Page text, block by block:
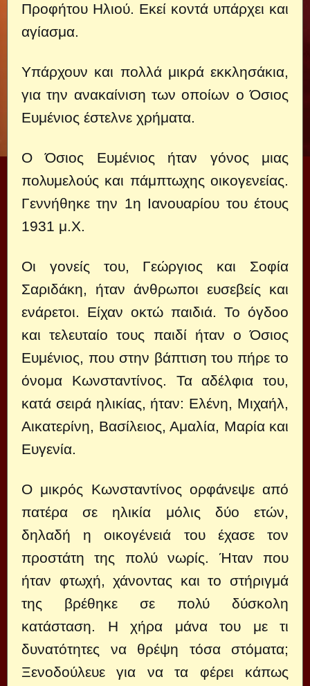
Προφήτου Ηλιού. Εκεί κοντά υπάρχει και
αγίασμα.
Υπάρχουν και πολλά μικρά εκκλησάκια,
για την ανακαίνιση των οποίων ο Όσιος
Ευμένιος έστελνε χρήματα.
Ο Όσιος Ευμένιος ήταν γόνος μιας
πολυμελούς και πάμπτωχης οικογενείας.
Γεννήθηκε την 1η Ιανουαρίου του έτους
1931 μ.Χ.
Οι γονείς του, Γεώργιος και Σοφία
Σαριδάκη, ήταν άνθρωποι ευσεβείς και
ενάρετοι. Είχαν οκτώ παιδιά. Το όγδοο
και τελευταίο τους παιδί ήταν ο Όσιος
Ευμένιος, που στην βάπτιση του πήρε το
όνομα Κωνσταντίνος. Τα αδέλφια του,
κατά σειρά ηλικίας, ήταν: Ελένη, Μιχαήλ,
Αικατερίνη, Βασίλειος, Αμαλία, Μαρία και
Ευγενία.
Ο μικρός Κωνσταντίνος ορφάνεψε από
πατέρα σε ηλικία μόλις δύο ετών,
δηλαδή η οικογένειά του έχασε τον
προστάτη της πολύ νωρίς. Ήταν που
ήταν φτωχή, χάνοντας και το στήριγμά
της βρέθηκε σε πολύ δύσκολη
κατάσταση. Η χήρα μάνα του με τι
δυνατότητες να θρέψη τόσα στόματα;
Ξενοδούλευε για να τα φέρει κάπως